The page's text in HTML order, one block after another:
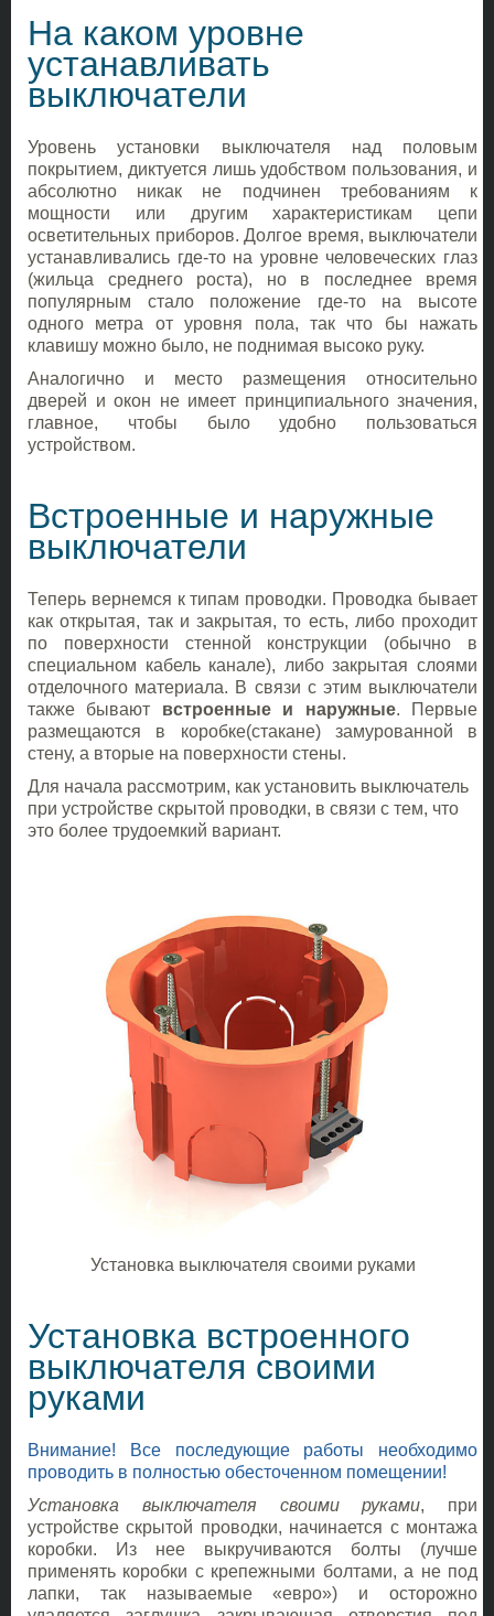
На каком уровне
устанавливать
выключатели
Уровень установки выключателя над половым
покрытием, диктуется лишь удобством пользования, и
абсолютно никак не подчинен требованиям к
мощности или другим характеристикам цепи
осветительных приборов. Долгое время, выключатели
устанавливались где-то на уровне человеческих глаз
(жильца среднего роста), но в последнее время
популярным стало положение где-то на высоте
одного метра от уровня пола, так что бы нажать
клавишу можно было, не поднимая высоко руку.
Аналогично и место размещения относительно
дверей и окон не имеет принципиального значения,
главное, чтобы было удобно пользоваться
устройством.
Встроенные и наружные
выключатели
Теперь вернемся к типам проводки. Проводка бывает
как открытая, так и закрытая, то есть, либо проходит
по поверхности стенной конструкции (обычно в
специальном кабель канале), либо закрытая слоями
отделочного материала. В связи с этим выключатели
также бывают встроенные и наружные. Первые
размещаются в коробке(стакане) замурованной в
стену, а вторые на поверхности стены.
Для начала рассмотрим, как установить выключатель
при устройстве скрытой проводки, в связи с тем, что
это более трудоемкий вариант.
Установка выключателя своими руками
Установка встроенного
выключателя своими
руками
Внимание! Все последующие работы необходимо
проводить в полностью обесточенном помещении!
Установка выключателя своими руками, при
устройстве скрытой проводки, начинается с монтажа
коробки. Из нее выкручиваются болты (лучше
применять коробки с крепежными болтами, а не под
лапки, так называемые «евро») и осторожно